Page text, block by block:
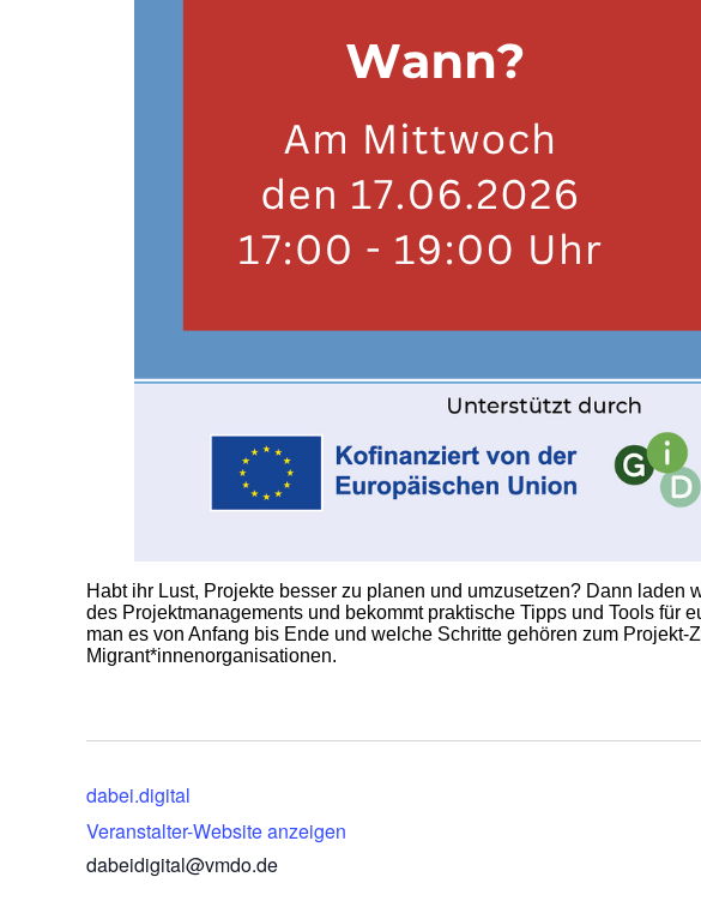
Habt ihr Lust, Projekte besser zu planen und umzusetzen? Dann
des Projektmanagements und bekommt praktische Tipps und Tools für
man es von Anfang bis Ende und welche Schritte gehören zum
Migrant*innenorganisationen.
dabei.digital
Veranstalter-Website anzeigen
dabeidigital@vmdo.de